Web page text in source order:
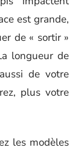
est grande,
de « sortir »
longueur de
de votre
plus votre
les modèles